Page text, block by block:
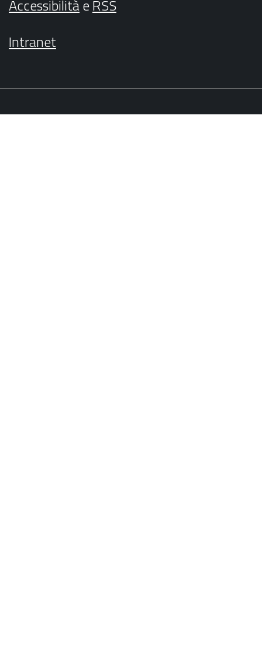
AccessibilitàeRSS
Intranet